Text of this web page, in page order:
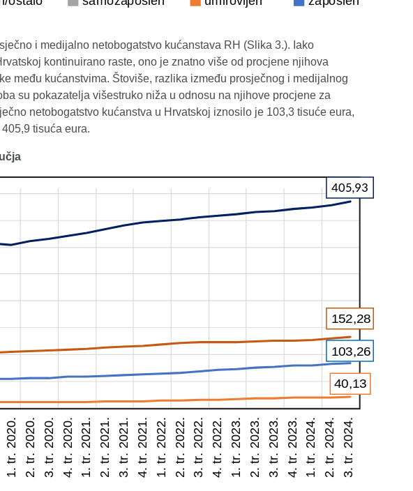
i medijalno netobogatstvo kućanstava RH (Slika 3.). Iako
kontinuirano raste, ono je znatno više od procjene njihova
među kućanstvima. Štoviše, razlika između prosječnog i medijalnog
su pokazatelja višestruko niža u odnosu na njihove procjene za
netobogatstvo kućanstva u Hrvatskoj iznosilo je 103,3 tisuće eura,
tisuća eura.